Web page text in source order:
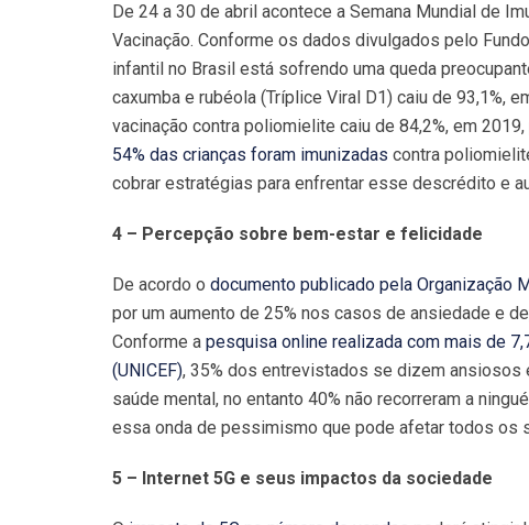
De 24 a 30 de abril acontece a Semana Mundial de
Vacinação. Conforme os dados divulgados pelo
infantil no Brasil está sofrendo uma queda
caxumba e rubéola (Tríplice Viral D1) caiu de 93,1%,
vacinação contra poliomielite caiu de 84,2%, em
54% das crianças foram imunizadas contra
cobrar estratégias para enfrentar esse descrédito e
4 – Percepção sobre bem-estar e felicidade
De acordo o documento publicado pela Organização
por um aumento de 25% nos casos de ansiedade e
Conforme a pesquisa online realizada com mais de
(UNICEF), 35% dos entrevistados se dizem ansiosos
saúde mental, no entanto 40% não recorreram a
essa onda de pessimismo que pode afetar todos os
5 – Internet 5G e seus impactos da sociedade